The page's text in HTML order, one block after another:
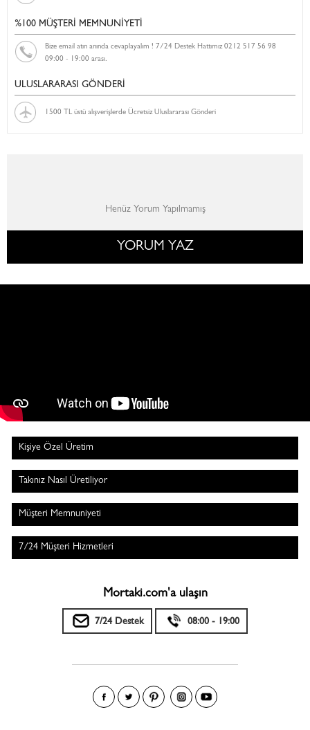
%100 MÜŞTERİ MEMNUNİYETİ
Bize email atın anında cevaplayalım ! 7/24 Destek Hattımız 0212 517 56 98
09:00 - 19:00 arası.
ULUSLARARASI GÖNDERİ
1500 TL üstü alışverişlerde Ücretsiz Uluslararası Gönderi
Henüz Yorum Yapılmamış
YORUM YAZ
Kişiye Özel Üretim
Takınız Nasıl Üretiliyor
Müşteri Memnuniyeti
7/24 Müşteri Hizmetleri
Mortaki.com'a ulaşın
7/24 Destek 08:00 - 19:00